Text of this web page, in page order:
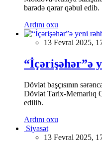
barədə qərar qəbul edib.
Ardını oxu
13 Fevral 2025,
“İçərişəhər”ə
Dövlət başçısının
Dövlət Tarix-Memarlıq
edilib.
Ardını oxu
Siyasət
13 Fevral 2025,